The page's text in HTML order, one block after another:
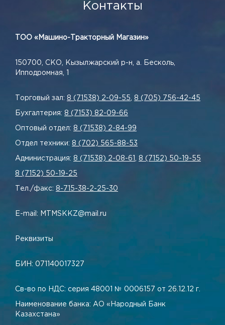
Контакты
ТОО «Машино-Тракторный Магазин»
150700, СКО, Кызылжарский р-н, а. Бесколь,
Ипподромная, 1
Торговый зал: 8 (71538) 2-09-55, 8 (705) 756-42-45
Бухгалтерия: 8 (7153) 82-09-66
Оптовый отдел: 8 (71538) 2-84-99
Отдел техники: 8 (702) 565-88-53
Администрация: 8 (71538) 2-08-61 , 8 (7152) 50-19-55
8 (7152) 50-19-25
Тел./факс: 8-715-38-2-25-30
E-mail: MTMSKKZ@mail.ru
Реквизиты
БИН: 071140017327
Св-во по НДС: серия 48001 № 0006157 от 26.12.12 г.
Наименование банка: АО «Народный Банк
Казахстана»